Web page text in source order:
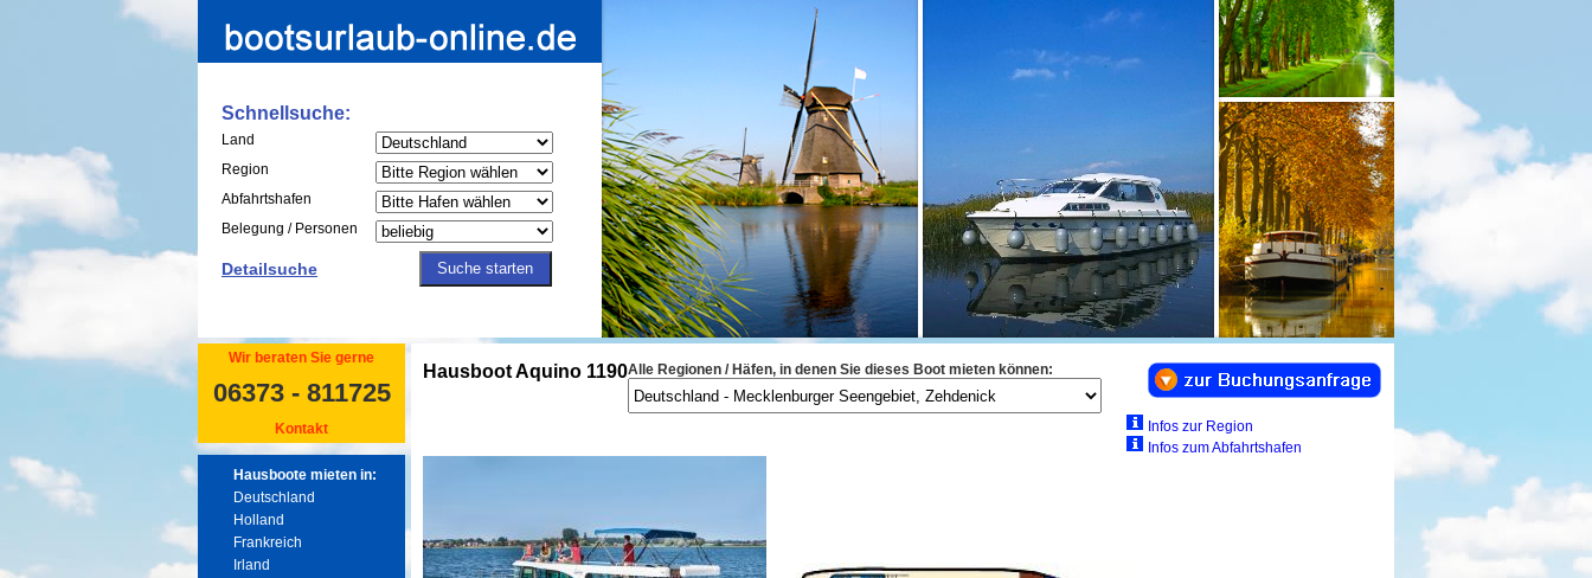
Schnellsuche:
Land
Region
Abfahrtshafen
Belegung / Personen
Detailsuche
Wir beraten Sie gerne
06373 - 811725
Kontakt
Hausboote mieten in:
Deutschland
Holland
Frankreich
Irland
Hausboot Aquino 1190Alle Regionen / Häfen, in denen Sie dieses Boot mieten können:
Infos zur Region
Infos zum Abfahrtshafen